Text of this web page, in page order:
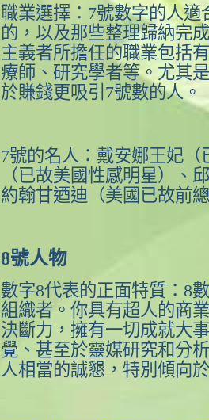
職業選擇： 7號數字的人適
的，以及那些整理歸納完
主義者所擔任的職業包括
療師、研究學者等。尤其
於賺錢更吸引 7號數的人。
7號的名人：戴安娜王妃
（已故美國性感明星）、
約翰甘迺迪（美國已故前
8號人物
數字8代表的正面特質： 8
組織者。你具有超人的商
決斷力，擁有一切成就大
覺、甚至於靈媒研究和分
人相當的誠懇，特別傾向